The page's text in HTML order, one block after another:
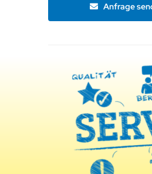
Anfrage